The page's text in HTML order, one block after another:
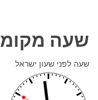
שעה
שעה לפני שעון ישראל